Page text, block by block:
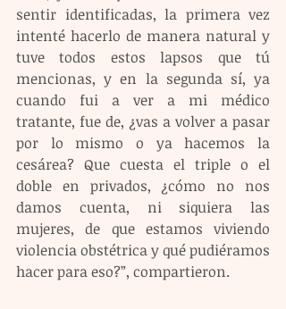
sentir identificadas, la primera vez
intenté hacerlo de manera natural y
tuve todos estos lapsos que tú
mencionas, y en la segunda sí, ya
cuando fui a ver a mi médico
tratante, fue de, ¿vas a volver a pasar
por lo mismo o ya hacemos la
cesárea? Que cuesta el triple o el
doble en privados, ¿cómo no nos
damos cuenta, ni siquiera las
mujeres, de que estamos viviendo
violencia obstétrica y qué pudiéramos
hacer para eso?”, compartieron.